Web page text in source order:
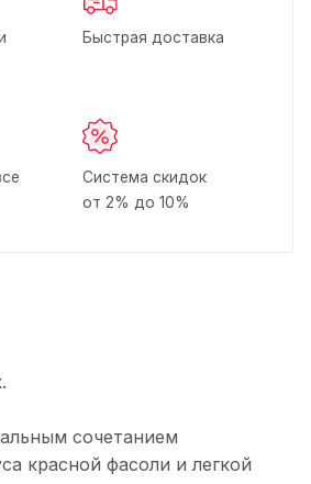
Быстрая доставка
Система скидок
от 2% до 10%
сочетанием
красной фасоли и легкой